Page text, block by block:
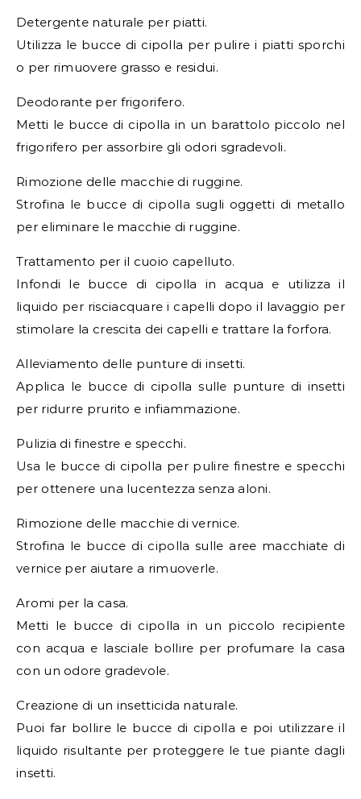
Detergente naturale per piatti.
Utilizza le bucce di cipolla per pulire i piatti sporchi
o per rimuovere grasso e residui.
Deodorante per frigorifero.
Metti le bucce di cipolla in un barattolo piccolo nel
frigorifero per assorbire gli odori sgradevoli.
Rimozione delle macchie di ruggine.
Strofina le bucce di cipolla sugli oggetti di metallo
per eliminare le macchie di ruggine.
Trattamento per il cuoio capelluto.
Infondi le bucce di cipolla in acqua e utilizza il
liquido per risciacquare i capelli dopo il lavaggio per
stimolare la crescita dei capelli e trattare la forfora.
Alleviamento delle punture di insetti.
Applica le bucce di cipolla sulle punture di insetti
per ridurre prurito e infiammazione.
Pulizia di finestre e specchi.
Usa le bucce di cipolla per pulire finestre e specchi
per ottenere una lucentezza senza aloni.
Rimozione delle macchie di vernice.
Strofina le bucce di cipolla sulle aree macchiate di
vernice per aiutare a rimuoverle.
Aromi per la casa.
Metti le bucce di cipolla in un piccolo recipiente
con acqua e lasciale bollire per profumare la casa
con un odore gradevole.
Creazione di un insetticida naturale.
Puoi far bollire le bucce di cipolla e poi utilizzare il
liquido risultante per proteggere le tue piante dagli
insetti.